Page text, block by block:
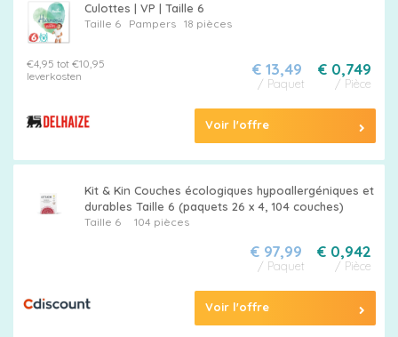
Culottes | VP | Taille 6
Taille 6 Pampers18 pièces
€4,95 tot €10,95
leverkosten
€ 0,749
/ Pièce
€ 13,49
/ Paquet
Voir l'offre
Kit & Kin Couches écologiques hypoallergéniques et
durables Taille 6 (paquets 26 x 4, 104 couches)
Taille 6104 pièces
€ 0,942
/ Pièce
€ 97,99
/ Paquet
Voir l'offre